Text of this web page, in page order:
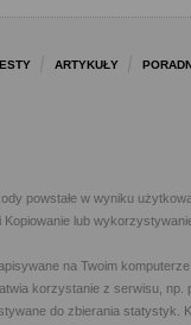
ARTYKUŁY
powstałe w wyniku
lub
na Twoim
korzystanie z serwisu,
do zbierania statystyk.